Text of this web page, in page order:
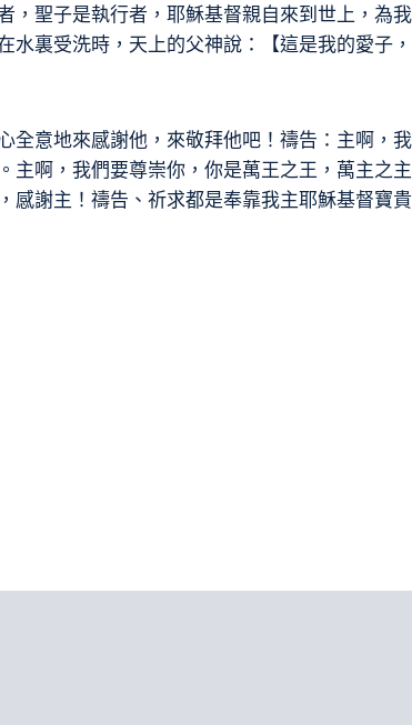
聖子是執行者，耶穌基督親自來到世上，為
裏受洗時，天上的父神說：【這是我的愛子
意地來感謝他，來敬拜他吧！禱告：主啊，
啊，我們要尊崇你，你是萬王之王，萬主之
謝主！禱告、祈求都是奉靠我主耶穌基督寶